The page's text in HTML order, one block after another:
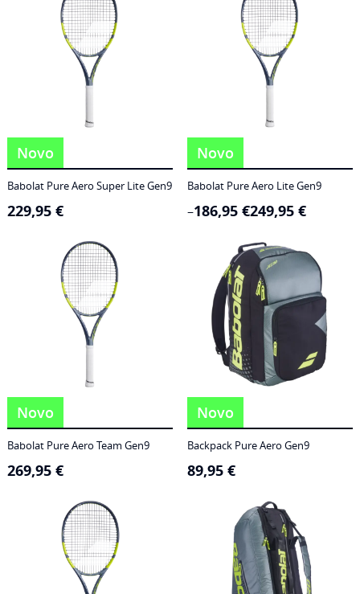
Novo
Babolat Pure Aero Super Lite Gen9
229,95 €
Novo
Babolat Pure Aero Lite Gen9
186,95 €
– 249,95 €
Price
range:
249,95 €
Novo
Babolat Pure Aero Team Gen9
269,95 €
Novo
Backpack Pure Aero Gen9
89,95 €